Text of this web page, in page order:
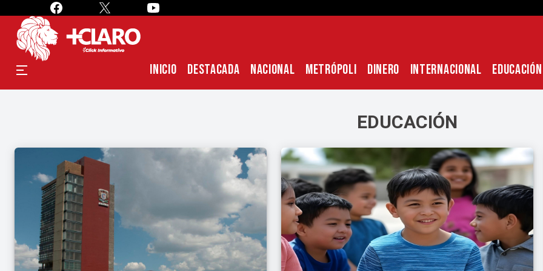
INICIO DESTACADA NACIONAL METRÓPOLI DINERO INTERNACIONAL EDUCACIÓN
EDUCACIÓN